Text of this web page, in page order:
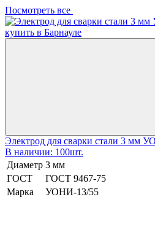
Посмотреть все
Электрод для сварки стали 3 мм
В наличии: 100шт.
Диаметр 3 мм
ГОСТ
ГОСТ 9467-75
Марка
УОНИ-13/55